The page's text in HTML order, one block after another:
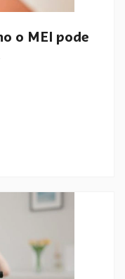
o MEI pode